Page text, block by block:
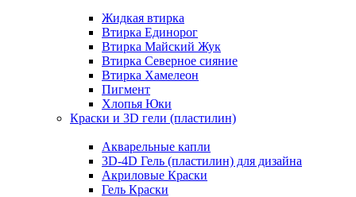
Жидкая втирка
Втирка Единорог
Втирка Майский Жук
Втирка Северное сияние
Втирка Хамелеон
Пигмент
Хлопья Юки
Краски и 3D гели (пластилин)
Акварельные капли
3D-4D Гель (пластилин) для дизайна
Акриловые Краски
Гель Краски